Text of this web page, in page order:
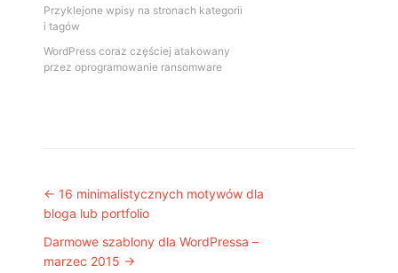
Przyklejone wpisy na stronach kategorii
i tagów
WordPress coraz częściej atakowany
przez oprogramowanie ransomware
Post navigation
← 16 minimalistycznych motywów dla
bloga lub portfolio
Darmowe szablony dla WordPressa –
marzec 2015 →